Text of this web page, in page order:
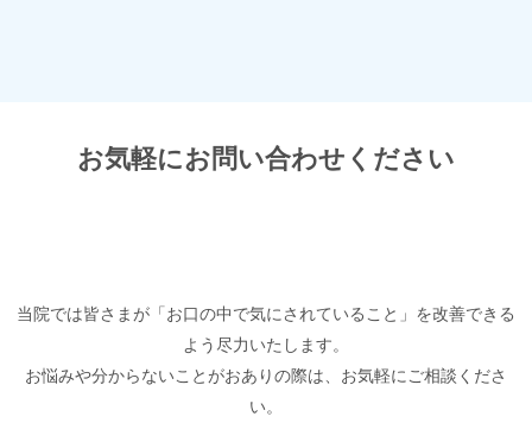
お気軽にお問い合わせください
当院では皆さまが「お口の中で気にされていること」を改善できる
よう尽力いたします。
お悩みや分からないことがおありの際は、お気軽にご相談くださ
い。